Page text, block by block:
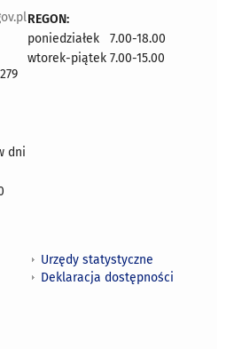
dni
REGON:
poniedziałek 7.00-18.00
wtorek-piątek 7.00-15.00
Urzędy statystyczne
Deklaracja dostępności